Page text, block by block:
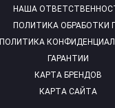
НАША
ПОЛИТИКА ОБРАБОТКИ
ПОЛИТИКА
ГАРАНТИИ
КАРТА БРЕНДОВ
КАРТА САЙТА